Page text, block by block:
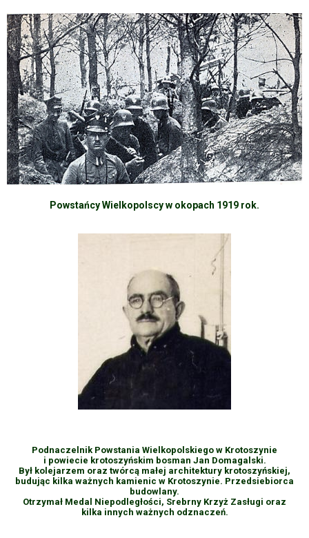
Powstańcy Wielkopolscy w okopach 1919 rok.
Podnaczelnik Powstania Wielkopolskiego w Krotoszynie
i powiecie krotoszyńskim bosman Jan Domagalski.
Był kolejarzem oraz twórcą małej architektury krotoszyńskiej,
budując kilka ważnych kamienic w Krotoszynie. Przedsiebiorca
budowlany.
Otrzymał Medal Niepodległości, Srebrny Krzyż Zasługi oraz
kilka innych ważnych odznaczeń.